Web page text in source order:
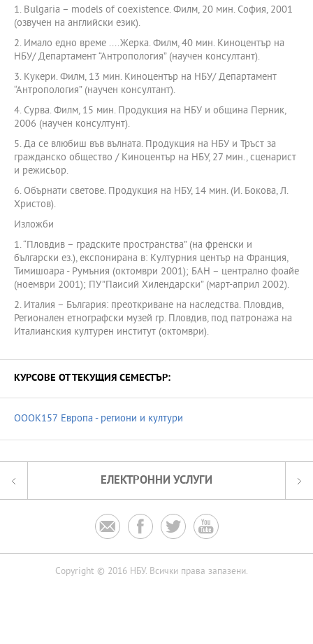
1. Bulgaria – models of coexistence. Филм, 20 мин. София, 2001
(озвучен на английски език).
2. Имало едно време ....Жерка. Филм, 40 мин. Киноцентър на
НБУ/ Департамент “Антропология” (научен консултант).
3. Кукери. Филм, 13 мин. Киноцентър на НБУ/ Департамент
“Антропология” (научен консултант).
4. Сурва. Филм, 15 мин. Продукция на НБУ и община Перник,
2006 (научен консултунт).
5. Да се влюбиш във вълната. Продукция на НБУ и Тръст за
гражданско общество / Киноцентър на НБУ, 27 мин., сценарист
и режисьор.
6. Обърнати светове. Продукция на НБУ, 14 мин. (И. Бокова, Л.
Христов).
Изложби
1. “Пловдив – градските пространства” (на френски и
български ез.), експонирана в: Културния център на Франция,
Тимишоара - Румъния (октомври 2001); БАН – централно фоайе
(ноември 2001); ПУ”Паисий Хилендарски” (март-април 2002).
2. Италия – България: преоткриване на наследства. Пловдив,
Регионален етнографски музей гр. Пловдив, под патронажа на
Италианския културен институт (октомври).
КУРСОВЕ ОТ ТЕКУЩИЯ СЕМЕСТЪР:
OOOK157 Европа - региони и култури
ЕЛЕКТРОННИ УСЛУГИ
   
Copyright © 2016 НБУ. Всички права запазени.